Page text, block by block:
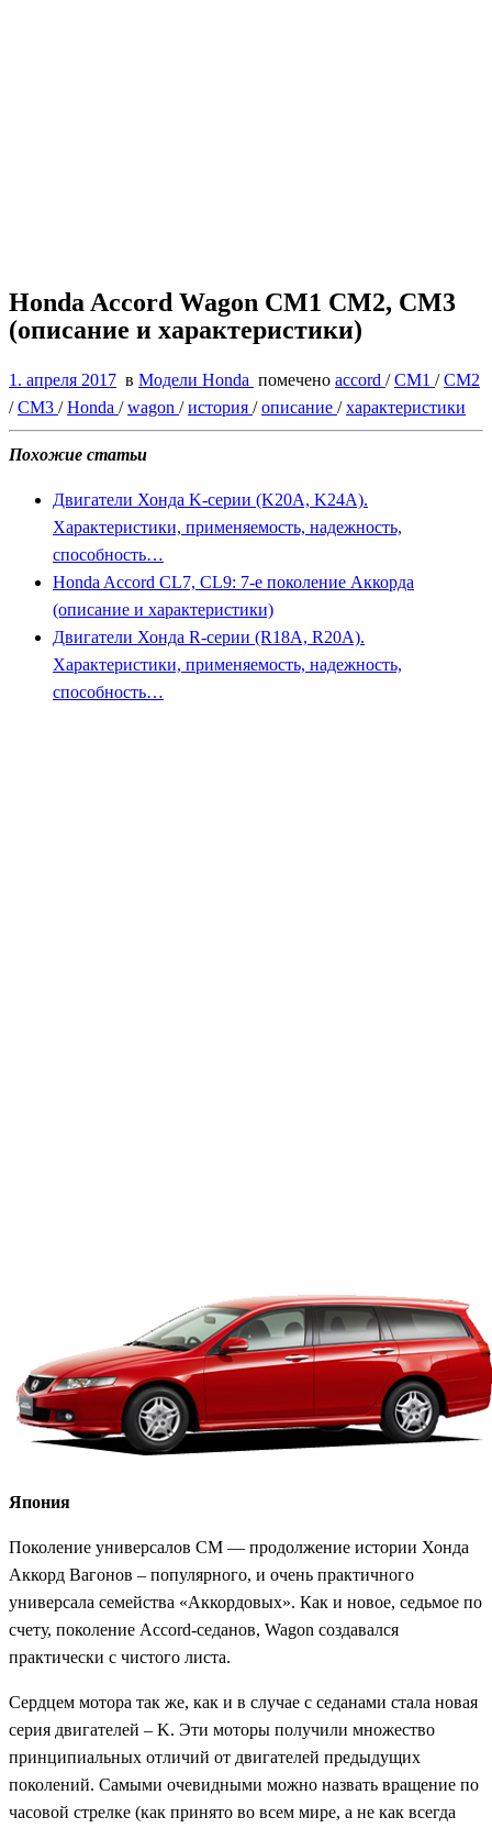
Honda Accord Wagon CM1 CM2, CM3
(описание и характеристики)
1. апреля 2017 в Модели Honda помечено accord /CM1 /CM2
/CM3 /Honda /wagon /история /описание /характеристики
Похожие статьи
Двигатели Хонда K-серии (K20A, K24A).
Характеристики, применяемость, надежность,
способность…
Honda Accord CL7, CL9: 7-е поколение Аккорда
(описание и характеристики)
Двигатели Хонда R-серии (R18A, R20A).
Характеристики, применяемость, надежность,
способность…
Япония
Поколение универсалов CM — продолжение истории Хонда
Аккорд Вагонов – популярного, и очень практичного
универсала семейства «Аккордовых». Как и новое, седьмое по
счету, поколение Accord-седанов, Wagon создавался
практически с чистого листа.
Сердцем мотора так же, как и в случае с седанами стала новая
серия двигателей – K. Эти моторы получили множество
принципиальных отличий от двигателей предыдущих
поколений. Самыми очевидными можно назвать вращение по
часовой стрелке (как принято во всем мире, а не как всегда